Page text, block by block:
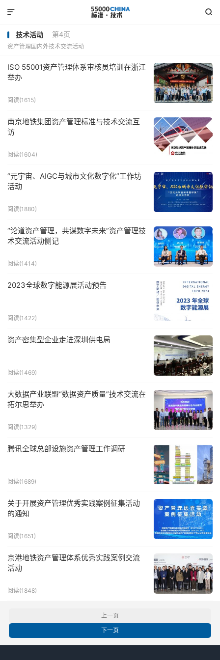


技术活动 第4页
资产管理国内外技术交流活动
ISO 55001资产管理体系审核员培训在浙江
举办
阅读(1615)
南京地铁集团资产管理标准与技术交流互
访
阅读(1604)
“元宇宙、AIGC与城市文化数字化”工作坊
活动
阅读(1880)
“论道资产管理，共谋数字未来”资产管理技
术交流活动侧记
阅读(1414)
2023全球数字能源展活动预告
阅读(1422)
资产密集型企业走进深圳供电局
阅读(1469)
大数据产业联盟“数据资产质量”技术交流在
拓尔思举办
阅读(1329)
腾讯全球总部设施资产管理工作调研
阅读(1689)
关于开展资产管理优秀实践案例征集活动
的通知
阅读(1651)
京港地铁资产管理体系优秀实践案例交流
活动
阅读(1848)
上一页
下一页